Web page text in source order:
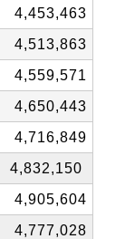
4,453,463
4,513,863
4,559,571
4,650,443
4,716,849
4,832,150
4,905,604
4,777,028